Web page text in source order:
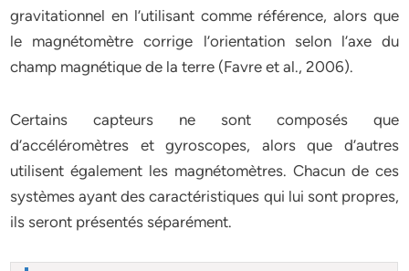
gravitationnel en l’utilisant comme référence, alors que
le magnétomètre corrige l’orientation selon l’axe du
champ magnétique de la terre (Favre et al., 2006).
Certains capteurs ne sont composés que
d’accéléromètres et gyroscopes, alors que d’autres
utilisent également les magnétomètres. Chacun de ces
systèmes ayant des caractéristiques qui lui sont propres,
ils seront présentés séparément.